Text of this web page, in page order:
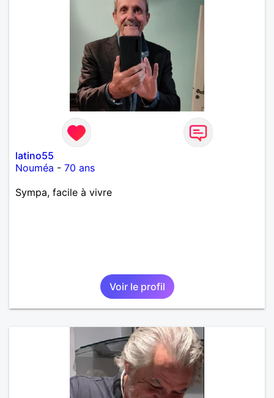
latino55
Nouméa - 70 ans
Sympa, facile à vivre
Voir le profil